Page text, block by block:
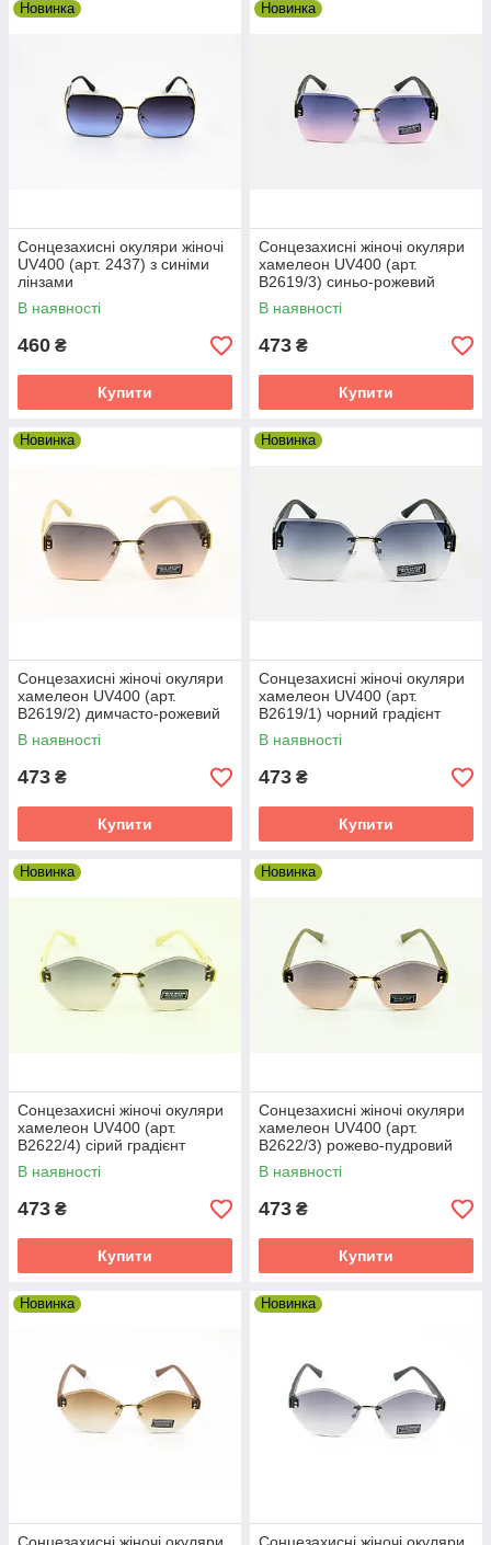
У нас регулярно проходять акції зі знижками на
Слідкуйте за нашими оновленнями і
Кращі моделі цього сезону
комплекті
В комплекті серветка і чохол.
аксесуар
в сонячну
Модні сонцезахисні окуляри
бренду
вигляді
Стильні окуляри від бренду Chanel
Новинка
Сонцезахисні окуляри жіночі
UV400 (арт. 2437) з синіми
лінзами
В наявності
460 ₴
Купити
Новинка
Сонцезахисні жіночі окуляри
хамелеон UV400 (арт.
B2619/3) синьо-рожевий
градієнт
В наявності
473 ₴
Купити
Новинка
Сонцезахисні жіночі окуляри
хамелеон UV400 (арт.
B2619/2) димчасто-рожевий
градієнт
В наявності
473 ₴
Купити
Новинка
Сонцезахисні жіночі окуляри
хамелеон UV400 (арт.
B2619/1) чорний градієнт
В наявності
473 ₴
Купити
Новинка
Сонцезахисні жіночі окуляри
хамелеон UV400 (арт.
B2622/4) сірий градієнт
В наявності
473 ₴
Купити
Новинка
Сонцезахисні жіночі окуляри
хамелеон UV400 (арт.
B2622/3) рожево-пудровий
градієнт
В наявності
473 ₴
Купити
Новинка Новинка